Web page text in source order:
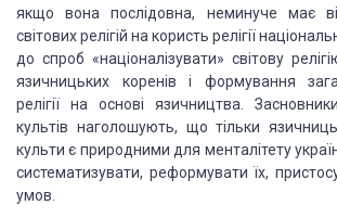
якщо вона послідовна, неминуче має
світових релігій на користь релігії
до спроб «націоналізувати» світову
язичницьких коренів і формування
релігії на основі язичництва.
культів наголошують, що тільки
культи є природними для менталітету
систематизувати, реформувати їх,
умов.